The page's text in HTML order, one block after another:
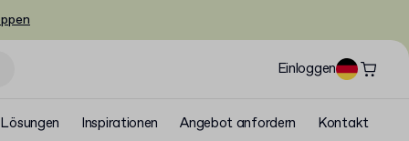
Einloggen
Lösungen Inspirationen Angebot anfordern Kontakt